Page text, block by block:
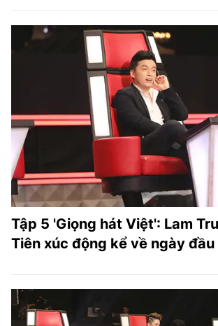
Tập 5 'Giọng hát Việt': Lam
Tiên xúc động kể về ngày